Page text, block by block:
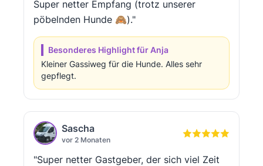
Super netter Empfang (trotz unserer
pöbelnden Hunde 🙈)."
Besonderes Highlight für Anja
Kleiner Gassiweg für die Hunde. Alles sehr
gepflegt.
Sascha
vor 2 Monaten
"Super netter Gastgeber, der sich viel Zeit